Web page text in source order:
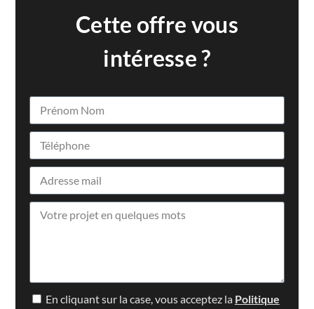
Cette offre vous
intéresse ?
En cliquant sur la case, vous acceptez la Politique